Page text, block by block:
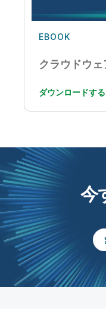
EBOOK
クラウドウ
ダウンロードする
今